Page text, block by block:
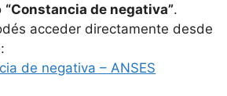
“Constancia de negativa”.
acceder directamente desde
de negativa – ANSES